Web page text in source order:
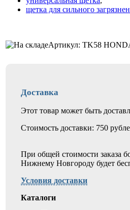
щетка для сильного
Артикул: TK58
Доставка
Этот товар может быть
Стоимость доставки: 750
При общей стоимости заказа
Нижнему Новгороду будет
Условия доставки
Каталоги